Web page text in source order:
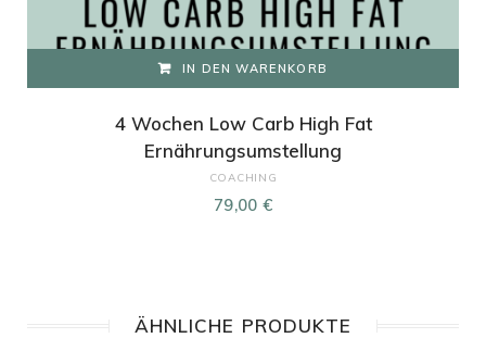
IN DEN WARENKORB
4 Wochen Low Carb High Fat
Ernährungsumstellung
COACHING
79,00 €
ÄHNLICHE PRODUKTE